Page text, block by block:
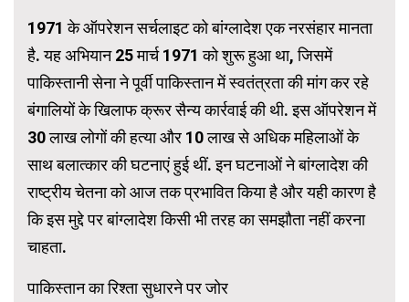
1971 के ऑपरेशन सर्चलाइट को बांग्लादेश एक नरसंहार मानता
है. यह अभियान 25 मार्च 1971 को शुरू हुआ था, जिसमें
पाकिस्तानी सेना ने पूर्वी पाकिस्तान में स्वतंत्रता की मांग कर रहे
बंगालियों के खिलाफ क्रूर सैन्य कार्रवाई की थी. इस ऑपरेशन में
30 लाख लोगों की हत्या और 10 लाख से अधिक महिलाओं के
साथ बलात्कार की घटनाएं हुई थीं. इन घटनाओं ने बांग्लादेश की
राष्ट्रीय चेतना को आज तक प्रभावित किया है और यही कारण है
कि इस मुद्दे पर बांग्लादेश किसी भी तरह का समझौता नहीं करना
चाहता.
पाकिस्तान का रिश्ता सुधारने पर जोर